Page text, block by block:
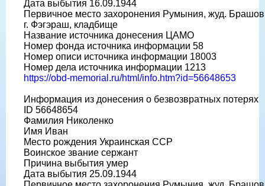
Дата выбытия 16.09.1944
Первичное место захоронения Румыния, жуд.
г. Фэгэраш, кладбище
Название источника донесения ЦАМО
Номер фонда источника информации 58
Номер описи источника информации 18003
Номер дела источника информации 1213
https://obd-memorial.ru/html/info.htm?id=56648653
Информация из донесения о безвозвратных потерях
ID 56648654
Фамилия Николенко
Имя Иван
Место рождения Украинская ССР
Воинское звание сержант
Причина выбытия умер
Дата выбытия 25.09.1944